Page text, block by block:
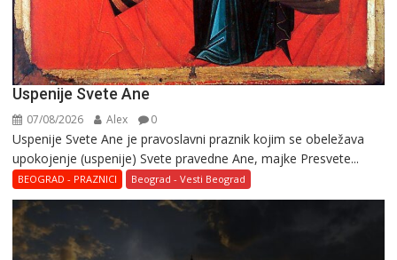
Uspenije Svete Ane
07/08/2026 Alex 0
Uspenije Svete Ane je pravoslavni praznik kojim se obeležava
upokojenje (uspenije) Svete pravedne Ane, majke Presvete...
BEOGRAD - PRAZNICI Beograd - Vesti Beograd